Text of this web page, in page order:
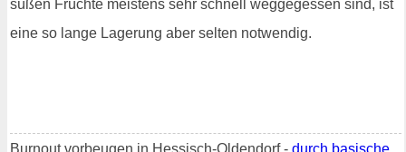
süßen Früchte meistens sehr schnell weggegessen sind, ist
eine so lange Lagerung aber selten notwendig.
Burnout vorbeugen in Hessisch-Oldendorf - durch basische